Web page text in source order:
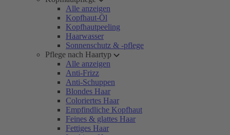
Alle anzeigen
Kopfhaut-Öl
Kopfhautpeeling
Haarwasser
Sonnenschutz & -pflege
Pflege nach Haartyp
Alle anzeigen
Anti-Frizz
Anti-Schuppen
Blondes Haar
Coloriertes Haar
Empfindliche Kopfhaut
Feines & glattes Haar
Fettiges Haar